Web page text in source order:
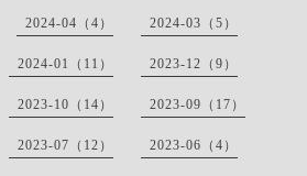
2024-04（4） 2024-03（5）
2024-01（11） 2023-12（9）
2023-10（14） 2023-09（17）
2023-07（12） 2023-06（4）